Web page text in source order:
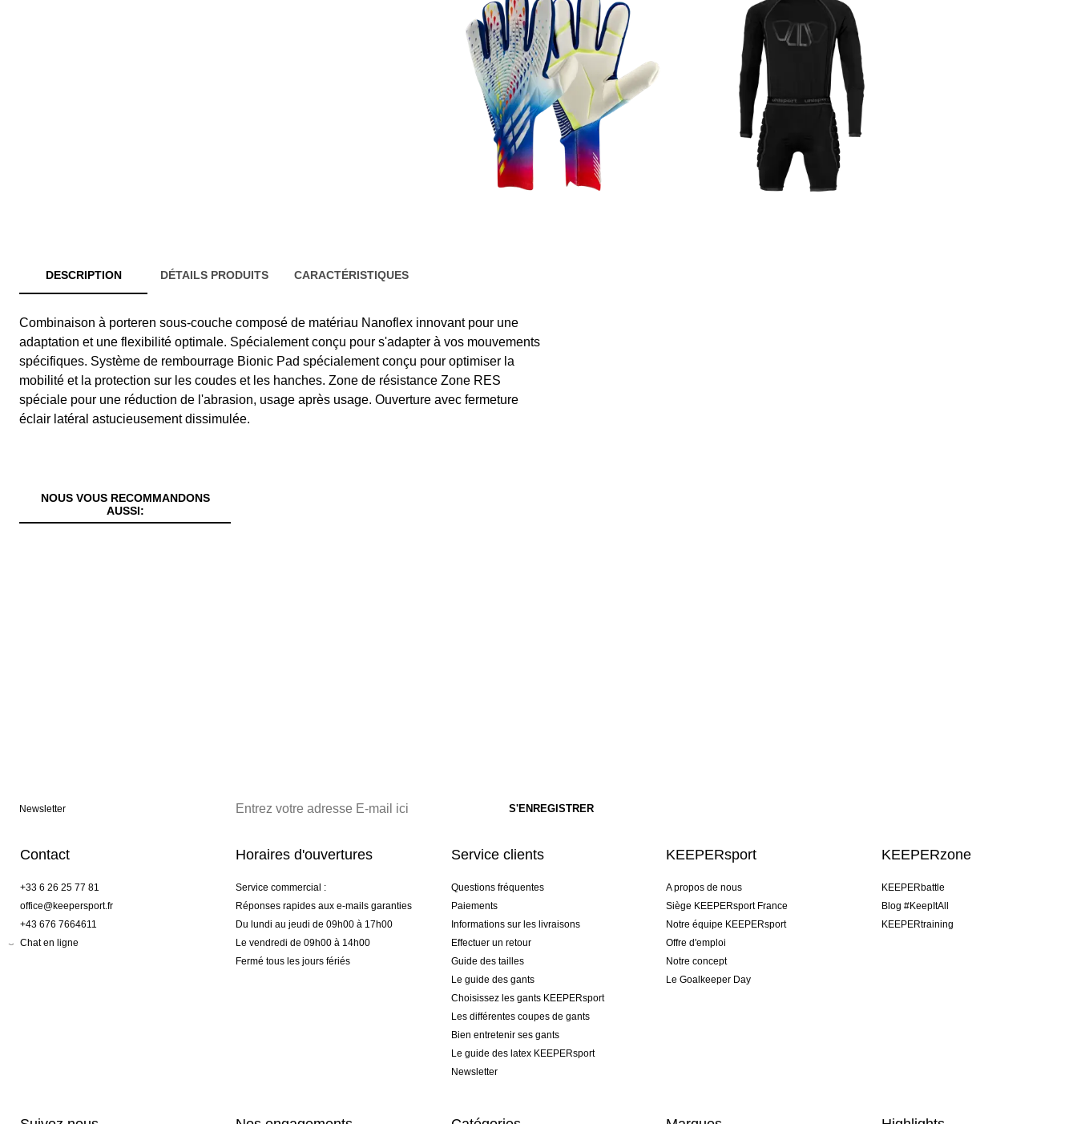
DESCRIPTION DÉTAILS PRODUITS CARACTÉRISTIQUES
Combinaison à porteren sous-couche composé de matériau Nanoflex innovant pour une
adaptation et une flexibilité optimale. Spécialement conçu pour s'adapter à vos mouvements
spécifiques. Système de rembourrage Bionic Pad spécialement conçu pour optimiser la
mobilité et la protection sur les coudes et les hanches. Zone de résistance Zone RES
spéciale pour une réduction de l'abrasion, usage après usage. Ouverture avec fermeture
éclair latéral astucieusement dissimulée.
NOUS VOUS RECOMMANDONS
AUSSI:
Newsletter
Contact
+33 6 26 25 77 81
office@keepersport.fr
+43 676 7664611
Chat en ligne
Horaires d'ouvertures
Service commercial :
Réponses rapides aux e-mails garanties
Du lundi au jeudi de 09h00 à 17h00
Le vendredi de 09h00 à 14h00
Fermé tous les jours fériés
Service clients
Questions fréquentes
Paiements
Informations sur les livraisons
Effectuer un retour
Guide des tailles
Le guide des gants
Choisissez les gants KEEPERsport
Les différentes coupes de gants
Bien entretenir ses gants
Le guide des latex KEEPERsport
Newsletter
KEEPERsport
A propos de nous
Siège KEEPERsport France
Notre équipe KEEPERsport
Offre d'emploi
Notre concept
Le Goalkeeper Day
KEEPERzone
KEEPERbattle
Blog #KeepItAll
KEEPERtraining